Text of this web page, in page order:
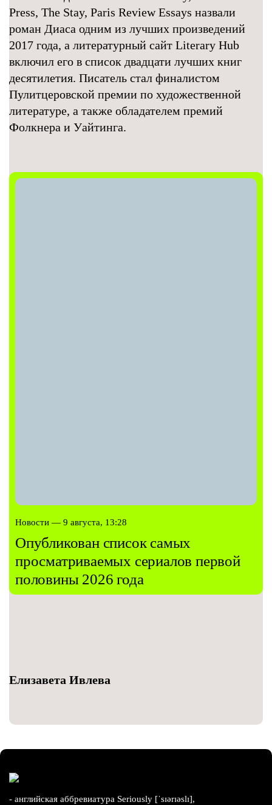
Press, The Stay, Paris Review Essays назвали
роман Диаса одним из лучших произведений
2017 года, а литературный сайт Literary Hub
включил его в список двадцати лучших книг
десятилетия. Писатель стал финалистом
Пулитцеровской премии по художественной
литературе, а также обладателем премий
Фолкнера и Уайтинга.
Новости — 9 августа, 13:28
Опубликован список самых
просматриваемых сериалов первой
половины 2026 года
Елизавета Ивлева
- английская аббревиатура Seriously [ˈsɪərɪəslɪ],